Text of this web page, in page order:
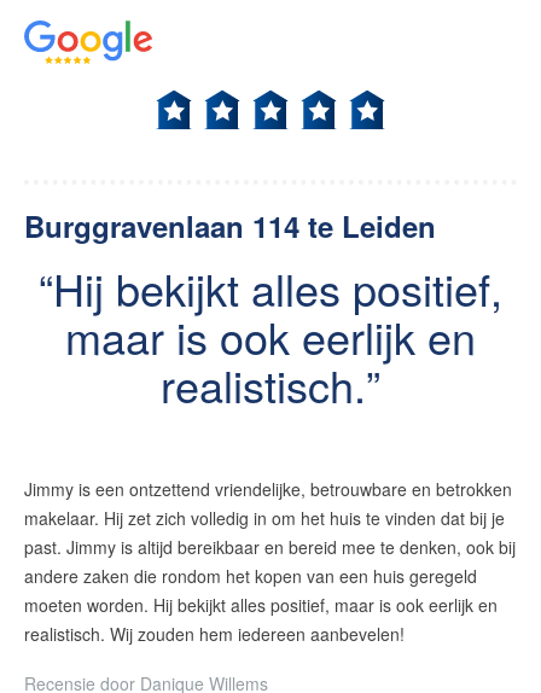
Burggravenlaan 114 te Leiden
Hij bekijkt alles positief,
maar is ook eerlijk en
realistisch.
Jimmy is een ontzettend vriendelijke, betrouwbare en betrokken
makelaar. Hij zet zich volledig in om het huis te vinden dat bij je
past. Jimmy is altijd bereikbaar en bereid mee te denken, ook bij
andere zaken die rondom het kopen van een huis geregeld
moeten worden. Hij bekijkt alles positief, maar is ook eerlijk en
realistisch. Wij zouden hem iedereen aanbevelen!
Recensie door Danique Willems